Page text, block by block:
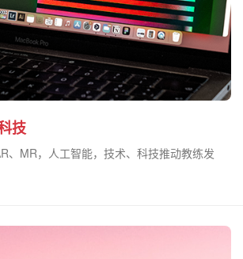
技
、MR，人工智能，技术、科技推动教练发